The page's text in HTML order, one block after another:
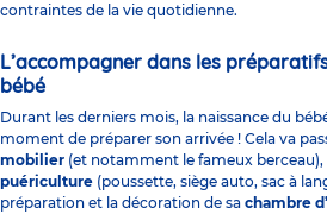
contraintes de la vie quotidienne.
L’accompagner dans les
bébé
Durant les derniers mois, la naissance du
moment de préparer son arrivée ! Cela va
mobilier (et notamment le fameux berceau),
puériculture (poussette, siège auto, sac à
préparation et la décoration de sa chambre